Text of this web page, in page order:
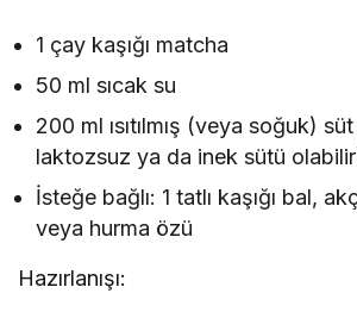
1 çay kaşığı matcha
50 ml sıcak su
200 ml ısıtılmış (veya soğuk)
laktozsuz ya da inek sütü
İsteğe bağlı: 1 tatlı kaşığı bal,
veya hurma özü
Hazırlanışı: